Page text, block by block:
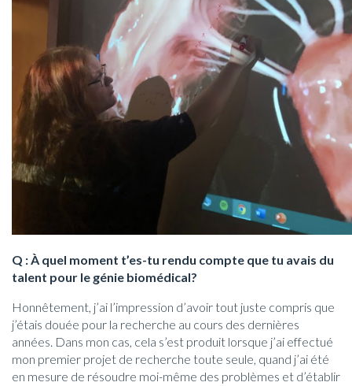
Q : À quel moment t’es-tu rendu compte que tu avais du
talent pour le génie biomédical?
Honnêtement, j’ai l’impression d’avoir tout juste compris que
j’étais douée pour la recherche au cours des dernières
années. Dans mon cas, cela s’est produit lorsque j’ai effectué
mon premier projet de recherche toute seule, quand j’ai été
en mesure de résoudre moi-même des problèmes et d’établir